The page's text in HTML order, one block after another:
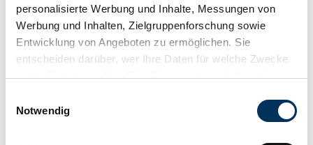
personalisierte Werbung und Inhalte, Messungen von
Werbung und Inhalten, Zielgruppenforschung sowie
Entwicklung von Angeboten zu ermöglichen. Sie
entscheiden darüber, wer Ihre Daten für welche Zwecke
nutzt. Sie können Ihre Einwilligung jederzeit über die
Trigger Symbol ändern oder widerrufen
Notwendig